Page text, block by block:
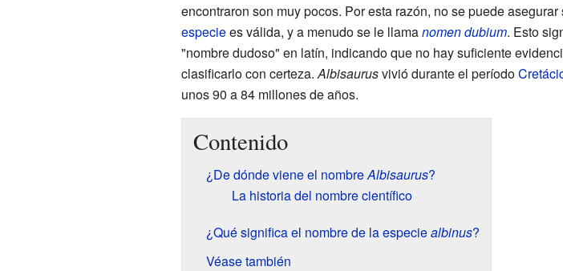
encontraron son muy pocos. Por esta razón, no se puede asegurar
especiees válida, y a menudo se le llamanomen dubium. Esto
"nombre dudoso" en latín, indicando que no hay suficiente
clasificarlo con certeza.Albisaurusvivió durante el período
unos 90 a 84 millones de años.
Contenido
¿De dónde viene el nombreAlbisaurus?
La historia del nombre científico
¿Qué significa el nombre de la especiealbinus?
Véase también